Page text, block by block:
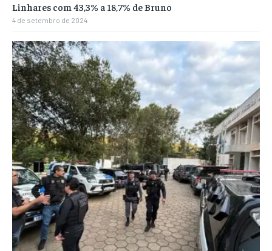
Linhares com 43,3% a 18,7% de Bruno
4 de setembro de 2024